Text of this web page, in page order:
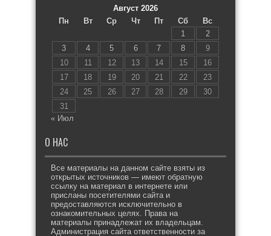
Август 2026
Пн
Вт Ср Чт Пт Сб
Вс
1
2
3
4 5 6 7 8
9
10
11 12 13 14 15
16
17
18 19 20 21 22
23
24
25 26 27 28 29
30
31
« Июл
О НАС
Все материалы на данном сайте взяты из
открытых источников — имеют обратную
ссылку на материал в интернете или
присланы посетителями сайта и
предоставляются исключительно в
ознакомительных целях. Права на
материалы принадлежат их владельцам.
Администрация сайта ответственности за